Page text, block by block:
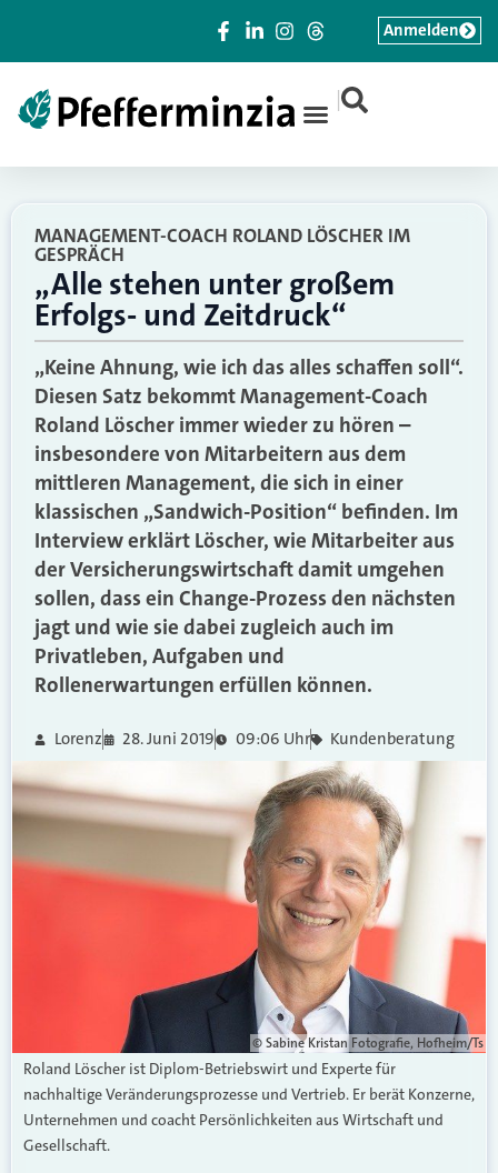
|
Anmelden
MANAGEMENT-COACH ROLAND LÖSCHER IM
GESPRÄCH
„Alle stehen unter großem
Erfolgs- und Zeitdruck“
„Keine Ahnung, wie ich das alles schaffen soll“.
Diesen Satz bekommt Management-Coach
Roland Löscher immer wieder zu hören –
insbesondere von Mitarbeitern aus dem
mittleren Management, die sich in einer
klassischen „Sandwich-Position“ befinden. Im
Interview erklärt Löscher, wie Mitarbeiter aus
der Versicherungswirtschaft damit umgehen
sollen, dass ein Change-Prozess den nächsten
jagt und wie sie dabei zugleich auch im
Privatleben, Aufgaben und
Rollenerwartungen erfüllen können.
Lorenz 28. Juni 2019 09:06 Uhr Kundenberatung
© Sabine Kristan Fotografie, Hofheim/Ts
Roland Löscher ist Diplom-Betriebswirt und Experte für
nachhaltige Veränderungsprozesse und Vertrieb. Er berät Konzerne,
Unternehmen und coacht Persönlichkeiten aus Wirtschaft und
Gesellschaft.